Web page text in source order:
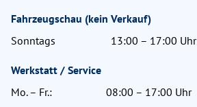
Fahrzeugschau (kein Verkauf)
Sonntags
13:00 – 17:00 Uhr
Werkstatt / Service
Mo. – Fr.:
08:00 – 17:00 Uhr